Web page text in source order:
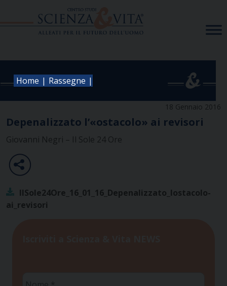
Home | Rassegne |
18 Gennaio 2016
Depenalizzato l’«ostacolo» ai revisori
Giovanni Negri – Il Sole 24 Ore
IlSole24Ore_16_01_16_Depenalizzato_lostacolo-
ai_revisori